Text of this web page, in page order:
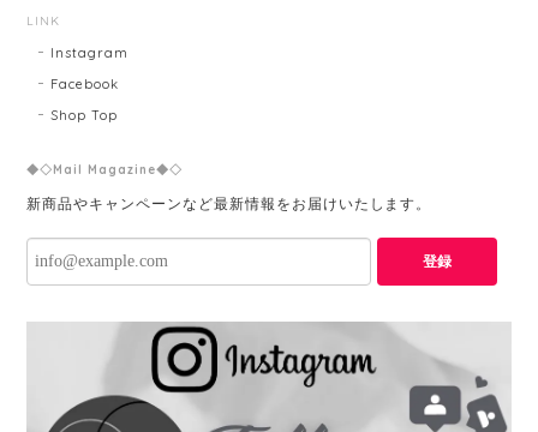
LINK
Instagram
Facebook
Shop Top
◆◇Mail Magazine◆◇
新商品やキャンペーンなど最新情報をお届けいたします。
登録